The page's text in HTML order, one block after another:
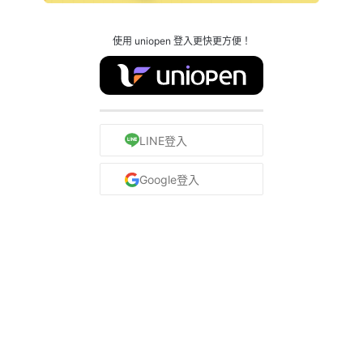
使用 uniopen 登入更快更方便！
LINE登入
Google登入